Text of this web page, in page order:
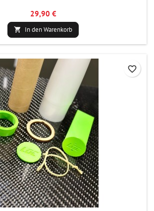
29,90 €
 In den Warenkorb
favorite_border